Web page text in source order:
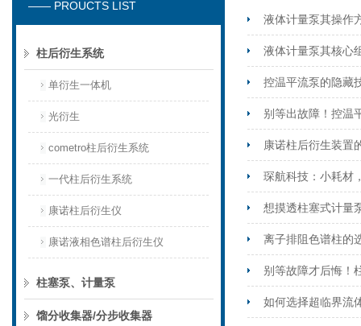
—— PROUCTS LIST
柱后衍生系统
单衍生一体机
光衍生
cometro柱后衍生系统
一代柱后衍生系统
康诺柱后衍生仪
康诺液相色谱柱后衍生仪
柱塞泵、计量泵
馏分收集器/分步收集器
液体计量泵其操作
液体计量泵其核心
控温平流泵的隐藏
别等出故障！控温
康诺柱后衍生装置
琛航科技：小耗材
想摸透柱塞式计量
离子排阻色谱柱的
别等故障才后悔！
如何选择超临界流